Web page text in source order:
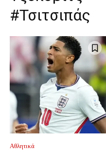
#Τσιτσιπάς
Αθλητικά